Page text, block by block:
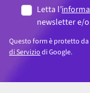
Letta l’
newsletter e/o
Questo form è protetto da
di Serviziodi Google.